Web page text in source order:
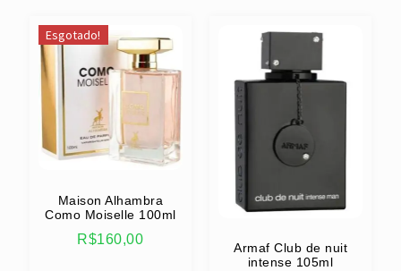
Esgotado!
Maison Alhambra
Como Moiselle 100ml
R$160,00
Armaf Club de nuit
intense 105ml